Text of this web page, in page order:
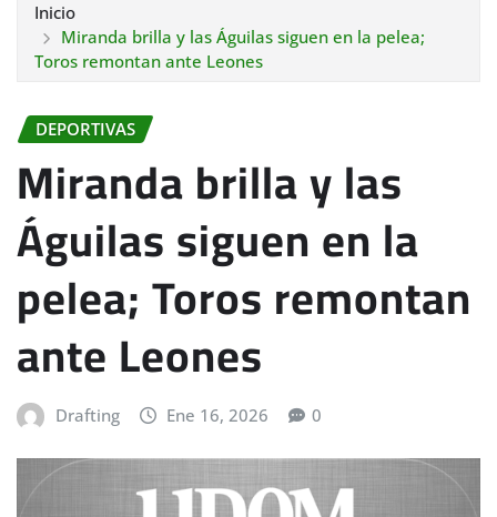
Inicio
Miranda brilla y las Águilas siguen en la pelea;
Toros remontan ante Leones
DEPORTIVAS
Miranda brilla y las
Águilas siguen en la
pelea; Toros remontan
ante Leones
Drafting Ene 16, 2026 0